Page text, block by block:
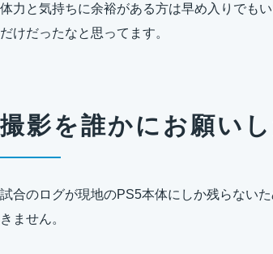
体力と気持ちに余裕がある方は早め入りでも
だけだったなと思ってます。
撮影を誰かにお願い
試合のログが現地のPS5本体にしか残らない
きません。